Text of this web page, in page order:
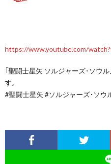
https://www.youtube.com/
｢聖闘士星矢 ソルジャーズ･ソウ
す。
#聖闘士星矢 #ソルジャーズ･ソウ